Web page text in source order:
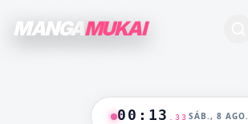
MANGA MUKAI
00 : 13 .34 SÁB., 8 AGO.